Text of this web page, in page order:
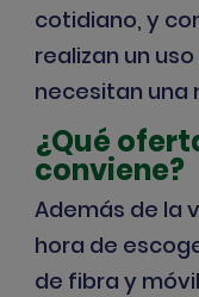
cotidiano, y
realizan un
necesitan una
¿Qué
conviene?
Además de la
hora de
de fibra y